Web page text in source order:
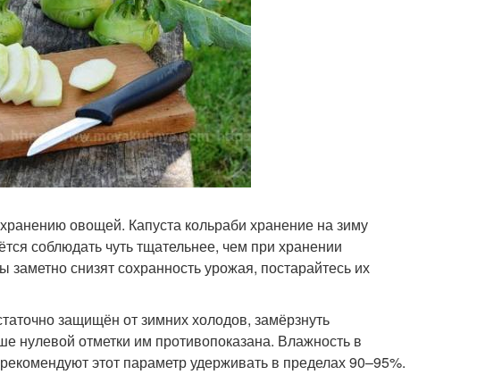
овощей. Капуста кольраби хранение на зиму
соблюдать чуть тщательнее, чем при хранении
снизят сохранность урожая, постарайтесь их
защищён от зимних холодов, замёрзнуть
нулевой отметки им противопоказана. Влажность в
этот параметр удерживать в пределах 90–95%.